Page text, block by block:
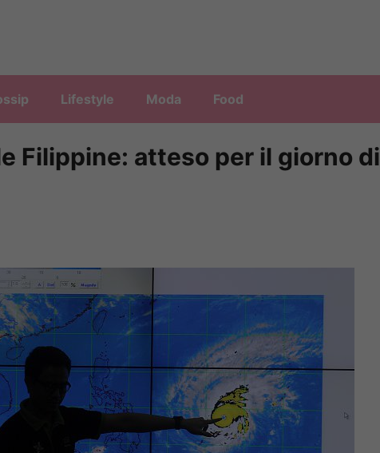
Lifestyle Moda Food
Filippine: atteso per il giorno di